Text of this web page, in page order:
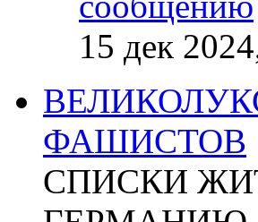
15 дек
ФАШИСТОВ
СПИСКИ